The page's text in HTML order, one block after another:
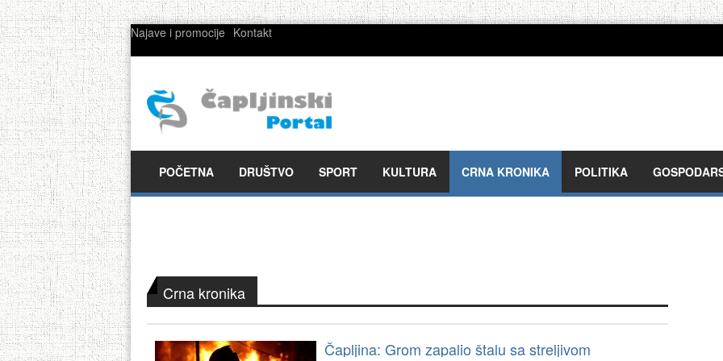
Najave i promocije Kontakt
POČETNA DRUŠTVO SPORT KULTURA CRNA KRONIKA POLITIKA
Crna kronika
Čapljina: Grom zapalio štalu sa streljivom